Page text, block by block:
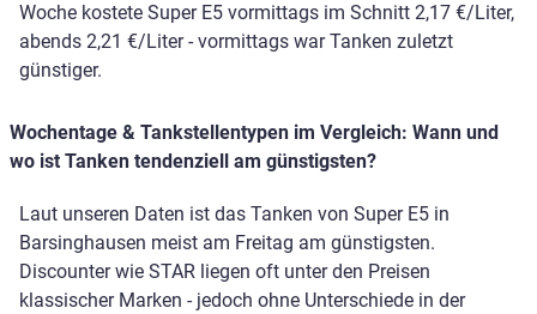
Woche kostete Super E5 vormittags im Schnitt 2,17 €/Liter,
abends 2,21 €/Liter - vormittags war Tanken zuletzt
günstiger.
Wochentage & Tankstellentypen im Vergleich: Wann und
wo ist Tanken tendenziell am günstigsten?
Laut unseren Daten ist das Tanken von Super E5 in
Barsinghausen meist am Freitag am günstigsten.
Discounter wie STAR liegen oft unter den Preisen
klassischer Marken - jedoch ohne Unterschiede in der